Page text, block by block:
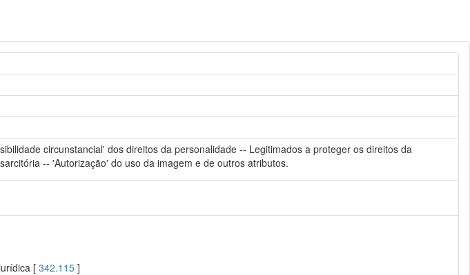
circunstancial' dos direitos da personalidade -- Legitimados a proteger os direitos da
-- 'Autorização' do uso da imagem e de outros atributos.
[342.115 ]